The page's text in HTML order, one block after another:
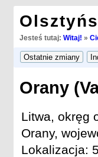
Jesteś tutaj: Witaj! »
Orany
Litwa, okręg
Orany,
Lokalizacja: